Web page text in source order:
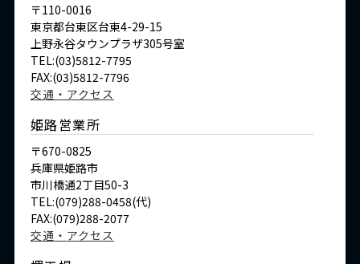
〒110-0016
東京都台東区台東4-29-15
上野永谷タウンプラザ305号室
TEL:(03)5812-7795
FAX:(03)5812-7796
交通・アクセス
姫路営業所
〒670-0825
兵庫県姫路市
市川橋通2丁目50-3
TEL:(079)288-0458(代)
FAX:(079)288-2077
交通・アクセス